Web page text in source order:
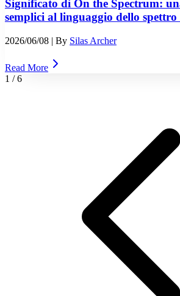
Significato di On the Spectrum:
semplici al linguaggio dello spettro
2026/06/08 | By Silas Archer
Read More
1 /6